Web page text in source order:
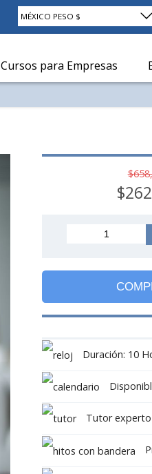
MÉXICO PESO $
Cursos para Empresas
Duración: 10
Tutor experto